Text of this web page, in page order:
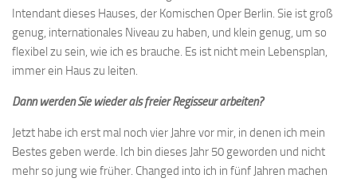
Intendant dieses Hauses, der Komischen Oper Berlin. Sie ist groß
genug, internationales Niveau zu haben, und klein genug, um so
flexibel zu sein, wie ich es brauche. Es ist nicht mein Lebensplan,
immer ein Haus zu leiten.
Dann werden Sie wieder als freier Regisseur arbeiten?
Jetzt habe ich erst mal noch vier Jahre vor mir, in denen ich mein
Bestes geben werde. Ich bin dieses Jahr 50 geworden und nicht
mehr so jung wie früher. Changed into ich in fünf Jahren machen